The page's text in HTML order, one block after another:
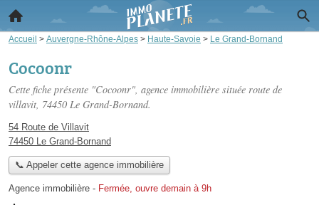
Accueil > Auvergne-Rhône-Alpes > Haute-Savoie > Le Grand-Bornand
Cocoonr
Cette fiche présente "Cocoonr", agence immobilière située route de
villavit, 74450 Le Grand-Bornand.
54 Route de Villavit
74450 Le Grand-Bornand
📞 Appeler cette agence immobilière
Agence immobilière - Fermée, ouvre demain à 9h